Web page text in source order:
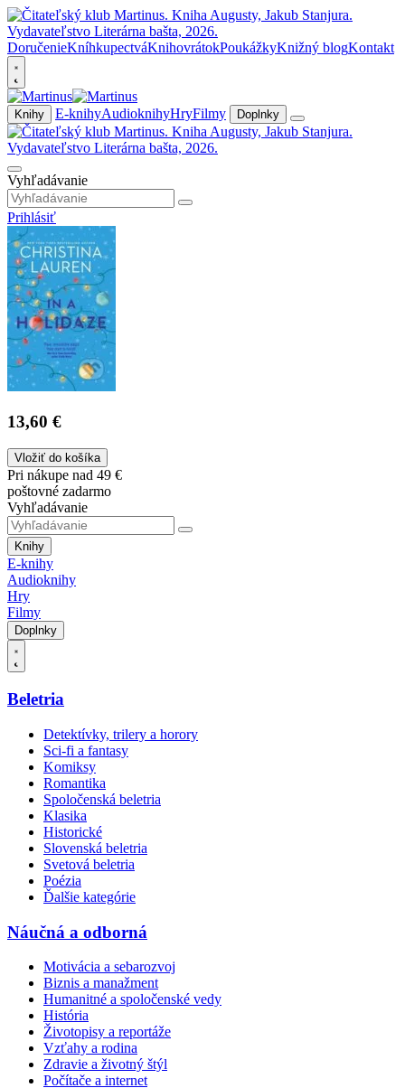
DoručenieKníhkupectváKnihovrátokPoukážkyKnižný blogKontakt
Knihy E-knihyAudioknihyHryFilmy Doplnky
Vyhľadávanie
Prihlásiť
13,60 €
Vložiť do košíka
Pri nákupe nad 49 €
poštovné zadarmo
Vyhľadávanie
Knihy
E-knihy
Audioknihy
Hry
Filmy
Doplnky
Beletria
Detektívky, trilery a horory
Sci-fi a fantasy
Komiksy
Romantika
Spoločenská beletria
Klasika
Historické
Slovenská beletria
Svetová beletria
Poézia
Ďalšie kategórie
Náučná a odborná
Motivácia a sebarozvoj
Biznis a manažment
Humanitné a spoločenské vedy
História
Životopisy a reportáže
Vzťahy a rodina
Zdravie a životný štýl
Počítače a internet